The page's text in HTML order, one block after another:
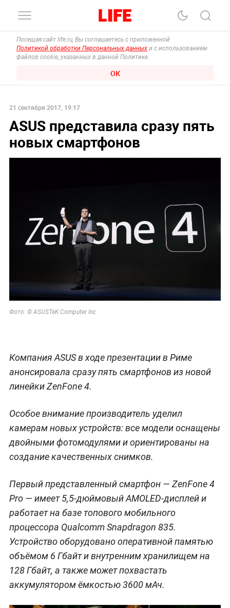
Посещая сайт life.ru, Вы соглашаетесь с приложенной
Политикой обработки Персональных данных и с использованием
файлов cookie, указанных в данной Политике.
ОК
21 сентября 2017, 19:17
ASUS представила сразу пять
новых смартфонов
Фото: © ASUSTeK Computer Inc
Компания ASUS в ходе презентации в Риме
анонсировала сразу пять смартфонов из новой
линейки ZenFone 4.
Особое внимание производитель уделил
камерам новых устройств: все модели оснащены
двойными фотомодулями и ориентированы на
создание качественных снимков.
Первый представленный смартфон — ZenFone 4
Pro — имеет 5,5-дюймовый AMOLED-дисплей и
работает на базе топового мобильного
процессора Qualcomm Snapdragon 835.
Устройство оборудовано оперативной памятью
объёмом 6 Гбайт и внутренним хранилищем на
128 Гбайт, а также может похвастать
аккумулятором ёмкостью 3600 мАч.